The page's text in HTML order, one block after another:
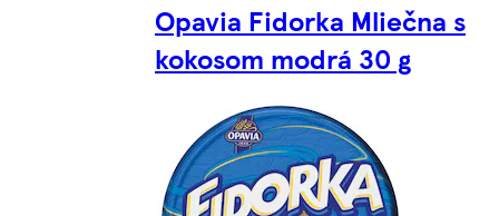
Opavia Fidorka Mliečna s
kokosom modrá 30 g